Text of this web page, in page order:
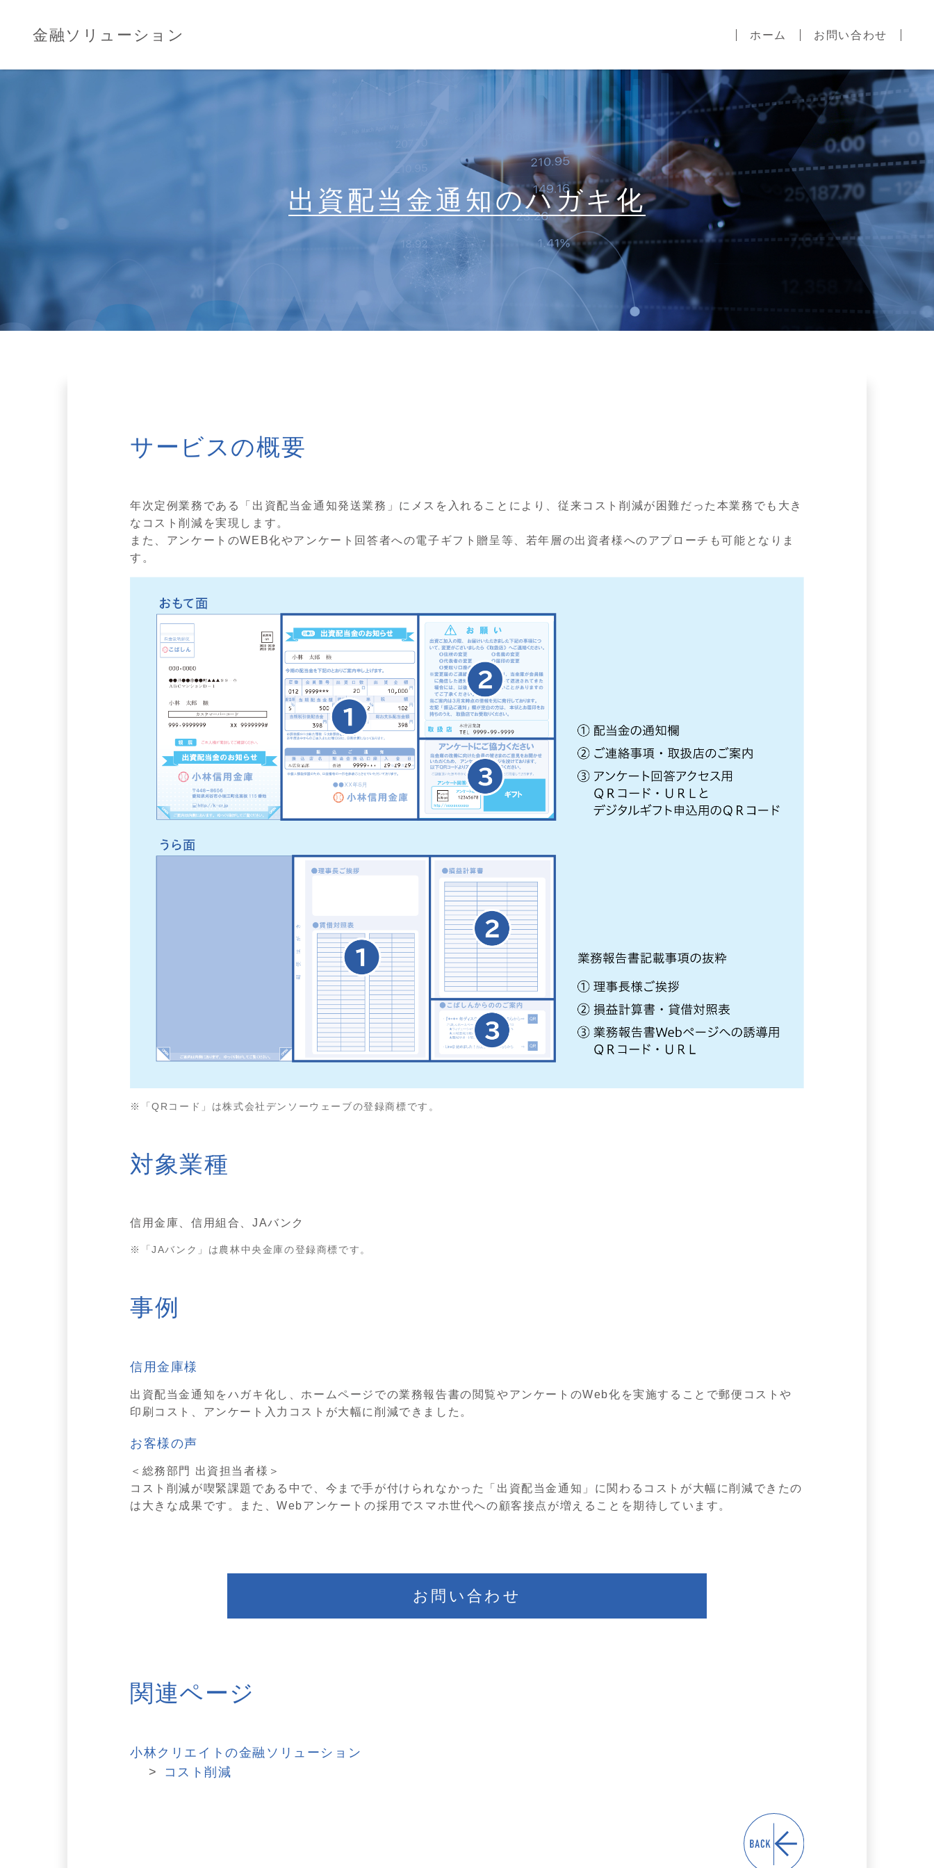
金融ソリューション ホーム お問い合わせ
出資配当金通知のハガキ化
サービスの概要
年次定例業務である「出資配当金通知発送業務」にメスを入れることにより、従来コスト削減が困難だった本業務でも大き
なコスト削減を実現します。
また、アンケートのWEB化やアンケート回答者への電子ギフト贈呈等、若年層の出資者様へのアプローチも可能となりま
す。
「QRコード」は株式会社デンソーウェーブの登録商標です。
対象業種
信用金庫、信用組合、JAバンク
「JAバンク」は農林中央金庫の登録商標です。
事例
信用金庫様
出資配当金通知をハガキ化し、ホームページでの業務報告書の閲覧やアンケートのWeb化を実施することで郵便コストや
印刷コスト、アンケート入力コストが大幅に削減できました。
お客様の声
＜総務部門 出資担当者様＞
コスト削減が喫緊課題である中で、今まで手が付けられなかった「出資配当金通知」に関わるコストが大幅に削減できたの
は大きな成果です。また、Webアンケートの採用でスマホ世代への顧客接点が増えることを期待しています。
お問い合わせ
関連ページ
小林クリエイトの金融ソリューション
コスト削減